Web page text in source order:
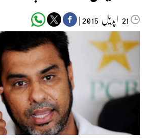
21 اپریل‬‮ |